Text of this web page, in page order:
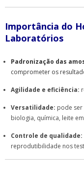
Importância do
Laboratórios
Padronização das
comprometer os
Agilidade e eficiência:
Versatilidade: pode ser
biologia, química, leite
Controle de qualidade:
reprodutibilidade nos